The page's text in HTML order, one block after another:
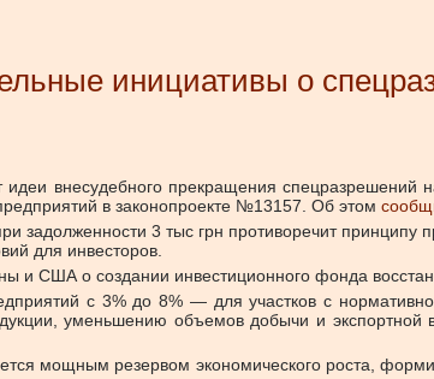
инициативы о
внесудебного прекращения спецразрешений
в законопроекте №13157. Об этом
задолженности 3 тыс грн противоречит принципу
для инвесторов.
и США о создании инвестиционного фонда
с 3% до 8% — для участков с
уменьшению объемов добычи и экспортной
мощным резервом экономического роста,